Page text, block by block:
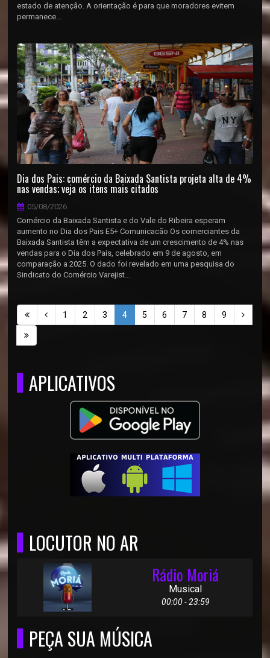
estado de atenção. A orientação é para que moradores evitem
permanece...
Dia dos Pais: comércio da Baixada Santista projeta alta de 4%
nas vendas; veja os itens mais citados
05/08/2026
Comércio da Baixada Santista e do Vale do Ribeira esperam
aumento no Dia dos Pais E5+ Comunicacão Os comerciantes da
Baixada Santista têm a expectativa de um crescimento de 4% nas
vendas para o Dia dos Pais, celebrado em 9 de agosto, em
comparação a 2025. O dado foi revelado em uma pesquisa do
Sindicato do Comércio Varejist...
1 2 3 4 5 6 7 8 9
APLICATIVOS
LOCUTOR NO AR
Rádio Moriá
Musical
00:00 - 23:59
PEÇA SUA MÚSICA